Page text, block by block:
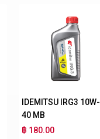
IDEMITSU IRG3 10W-
40 MB
฿ 180.00